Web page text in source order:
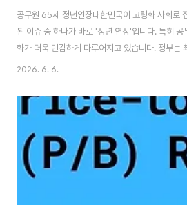
공무원 65세 정년연장대한민국이 고령화 사회로
된 이슈 중 하나가 바로 '정년 연장'입니다. 특히 공
화가 더욱 민감하게 다루어지고 있습니다. 정부는
의 60세에서 2033년까지 단계적으로 65세로 연
제적 구조의 변화와 직결되는 중대한 사안입니다.
년연장의 배경, 구체적인 시행 계획, 그리고 이로
경제적 파급 효과에 대해 자세히 살펴보고, 공무원
해야 할지에 대한 방향을 제시하고자 합니다. 고
근무 기간이 개인의 삶과 ..
2026. 6. 6.